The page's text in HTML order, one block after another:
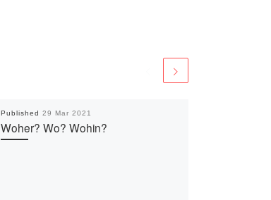
Published 29 Mar 2021
Woher? Wo? Wohin?